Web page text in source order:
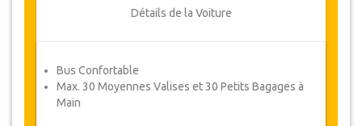
ou un remboursement complet.
Une fois votre paiement effectué, vous serez
redirigé vers détails YourCard pour entrer vos
Détails de la Voiture
Bus Confortable
Max. 30 Moyennes Valises et 30 Petits Bagages à
Main